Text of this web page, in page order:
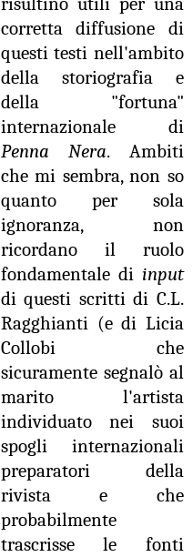
corretta diffusione di
questi testi nell'ambito
della storiografia e
della "fortuna"
internazionale di
Penna Nera. Ambiti
che mi sembra, non so
quanto per sola
ignoranza, non
ricordano il ruolo
fondamentale di input
di questi scritti di C.L.
Ragghianti (e di Licia
Collobi che
sicuramente segnalò al
marito l'artista
individuato nei suoi
spogli internazionali
preparatori della
rivista e che
probabilmente
trascrisse le fonti